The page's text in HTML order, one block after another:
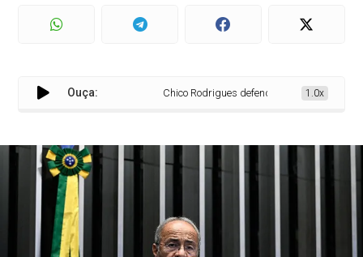
Ouça: Chico Rodrigues defende projeto de sua
1.0x